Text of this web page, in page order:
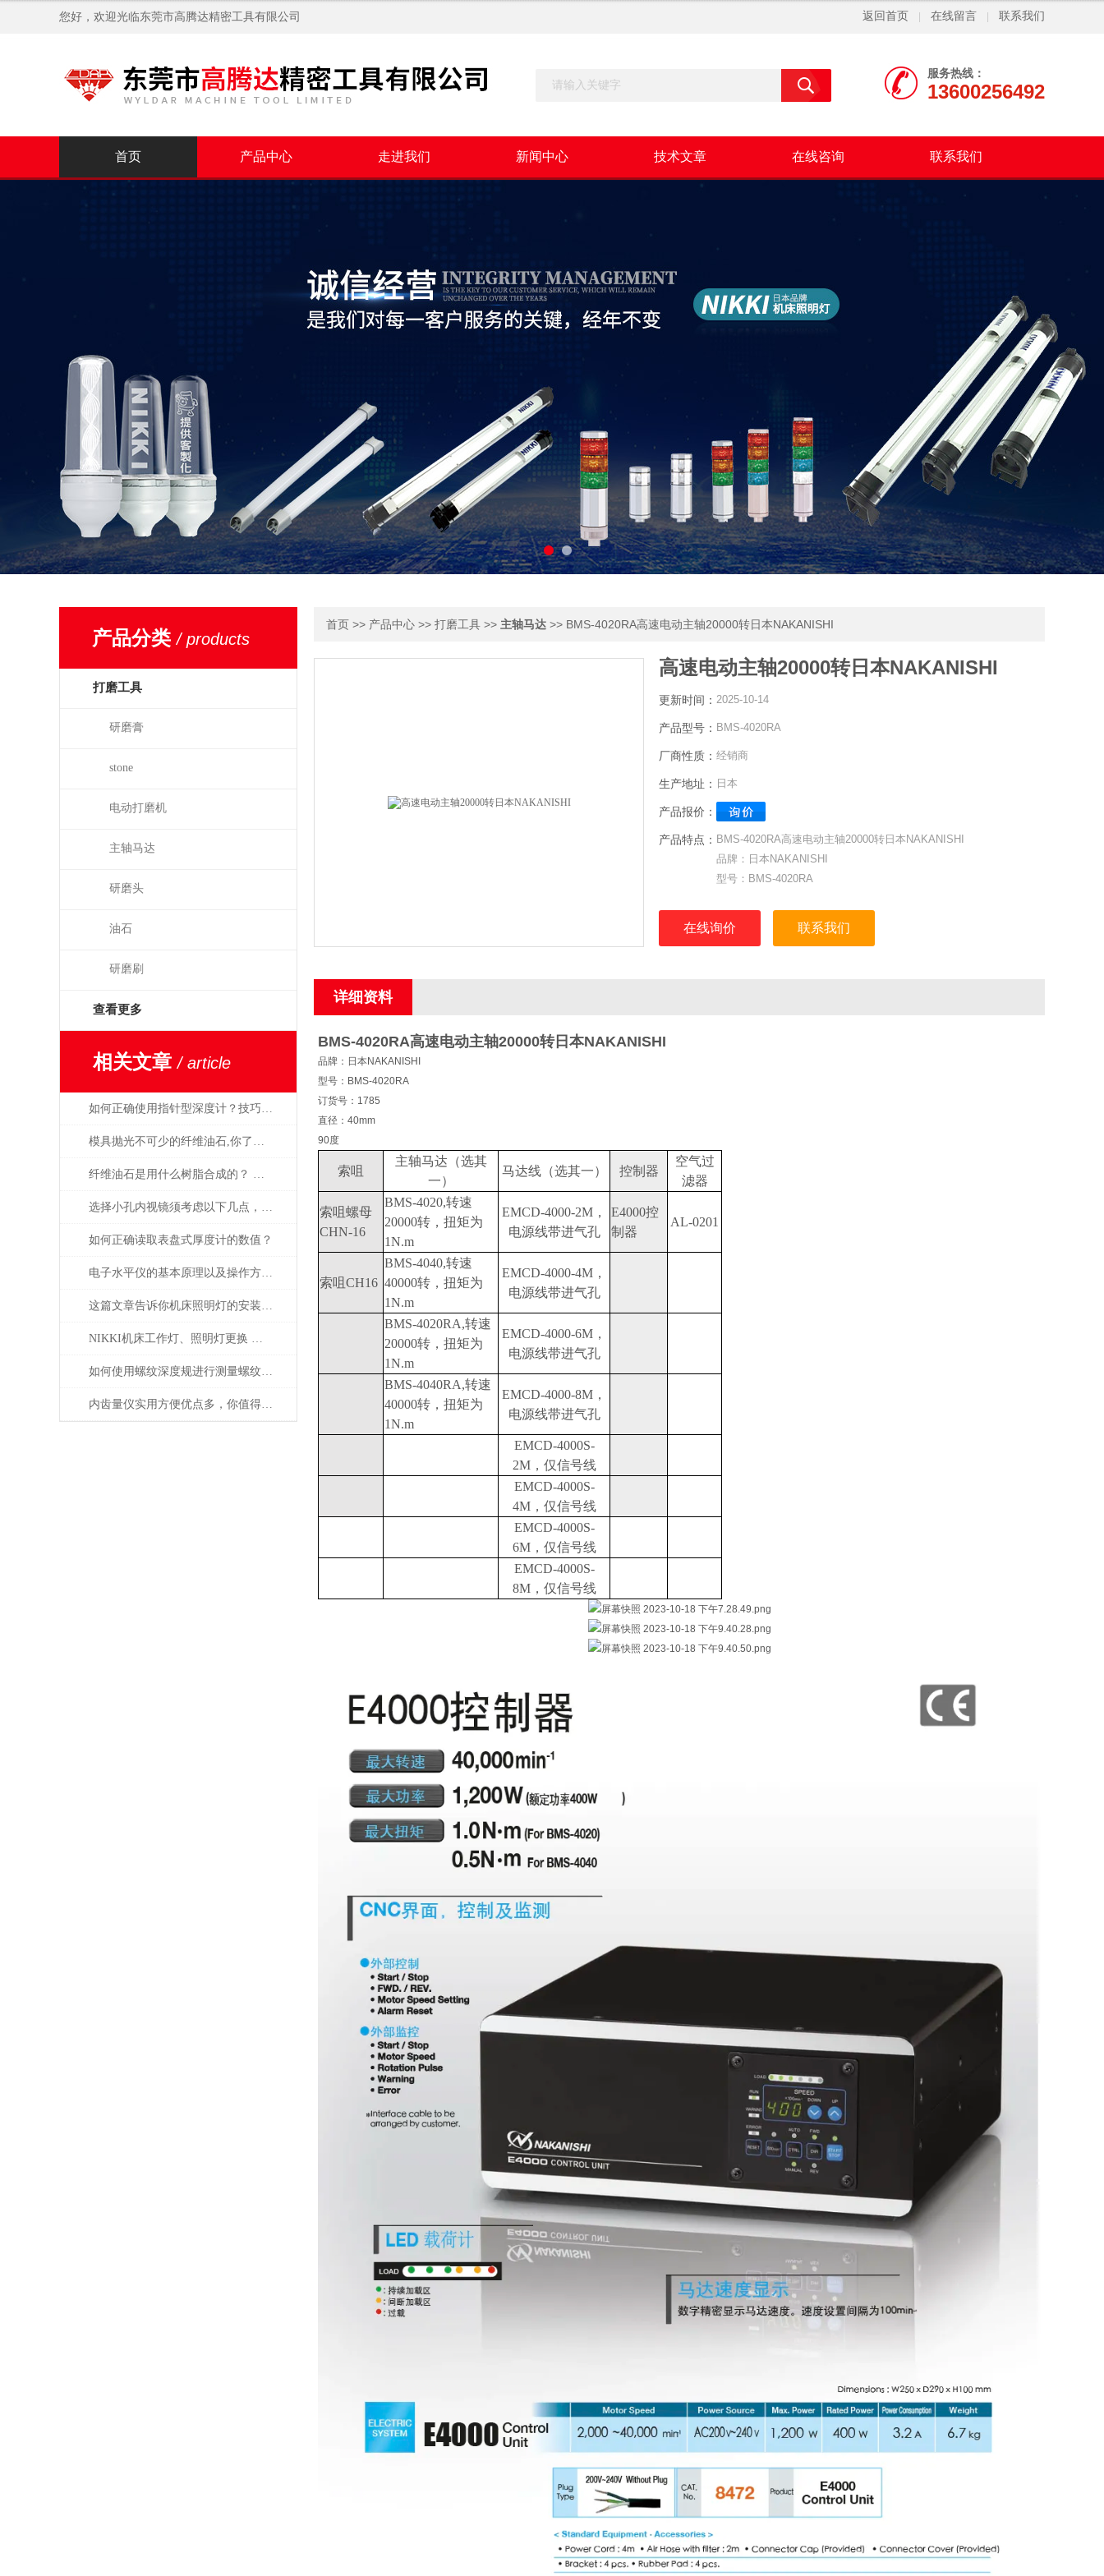
您好，欢迎光临东莞市高腾达精密工具有限公司 返回首页 在线留言 联系我们
服务热线：
13600256492
首页 产品中心 走进我们 新闻中心 技术文章 在线咨询 联系我们
产品分类/ products
打磨工具
研磨膏
stone
电动打磨机
主轴马达
研磨头
油石
研磨刷
查看更多
相关文章/ article
如何正确使用指针型深度计？技巧大揭秘
模具抛光不可少的纤维油石,你了解多少呢？
纤维油石是用什么树脂合成的？ 为什么这么贵？
选择小孔内视镜须考虑以下几点，避免出错
如何正确读取表盘式厚度计的数值？
电子水平仪的基本原理以及操作方法的说明
这篇文章告诉你机床照明灯的安装以及应用
NIKKI机床工作灯、照明灯更换 日本津上、马扎克、西铁城、兄弟等机床
如何使用螺纹深度规进行测量螺纹深度？
内齿量仪实用方便优点多，你值得拥有
首页 >> 产品中心 >> 打磨工具 >> 主轴马达 >> BMS-4020RA高速电动主轴20000转日本NAKANISHI
高速电动主轴20000转日本NAKANISHI
更新时间： 2025-10-14
产品型号： BMS-4020RA
厂商性质： 经销商
生产地址： 日本
产品报价：
产品特点： BMS-4020RA高速电动主轴20000转日本NAKANISHI
品牌：日本NAKANISHI
型号：BMS-4020RA
90度
在线询价 联系我们
详细资料
BMS-4020RA高速电动主轴20000转日本NAKANISHI
品牌：日本NAKANISHI
型号：BMS-4020RA
订货号：1785
直径：40mm
90度
索咀
主轴马达（选其
一）
马达线（选其一） 控制器
空气过
滤器
索咀螺母
CHN-16
BMS-4020,转速
20000转，扭矩为
1N.m
EMCD-4000-2M，
电源线带进气孔
E4000控
制器
AL-0201
索咀CH16
BMS-4040,转速
40000转，扭矩为
1N.m
EMCD-4000-4M，
电源线带进气孔
BMS-4020RA,转速
20000转，扭矩为
1N.m
EMCD-4000-6M，
电源线带进气孔
BMS-4040RA,转速
40000转，扭矩为
1N.m
EMCD-4000-8M，
电源线带进气孔
EMCD-4000S-
2M，仅信号线
EMCD-4000S-
4M，仅信号线
EMCD-4000S-
6M，仅信号线
EMCD-4000S-
8M，仅信号线